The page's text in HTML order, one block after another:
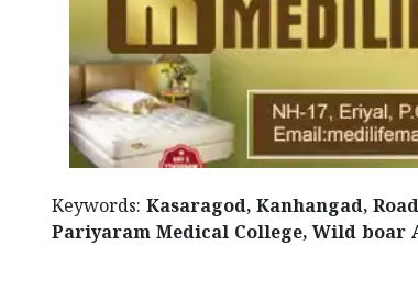
Keywords: Kasaragod, Kanhangad,
Pariyaram Medical College, Wild boar